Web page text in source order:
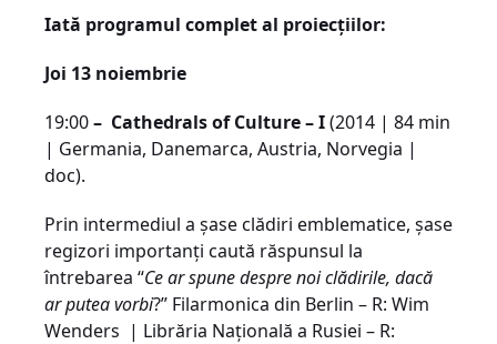
Iată programul complet al proiecțiilor:
Joi 13 noiembrie
19:00– Cathedrals of Culture – I(2014 | 84 min
| Germania, Danemarca, Austria, Norvegia |
doc).
Prin intermediul a şase clădiri emblematice, şase
regizori importanţi caută răspunsul la
întrebarea “Ce ar spune despre noi clădirile, dacă
ar putea vorbi?” Filarmonica din Berlin – R: Wim
Wenders | Librăria Naţională a Rusiei – R: